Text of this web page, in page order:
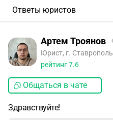
Перспективы обжалования.
Ответы юристов
Артем Троянов
Юрист, г. Ставрополь
рейтинг7.6
Общаться в чате
Здравствуйте!